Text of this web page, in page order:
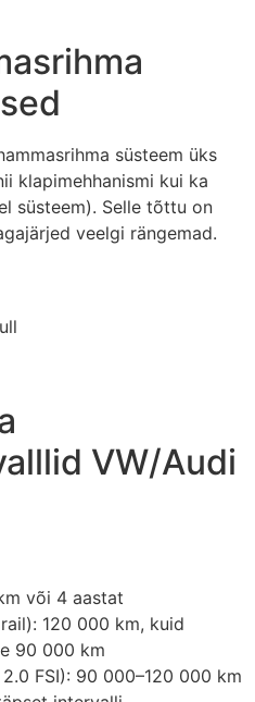
süsteem üks
klapimehhanismi kui ka
süsteem). Selle tõttu on
veelgi rängemad.
VW/Audi
või 4 aastat
120 000 km, kuid
90 000 km
FSI): 90 000–120 000 km